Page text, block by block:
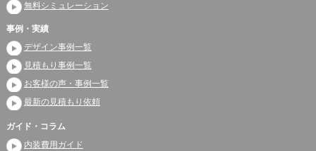
無料シミュレーション
事例・実績
デザイン事例一覧
見積もり事例一覧
お客様の声・事例一覧
最新の見積もり依頼
ガイド・コラム
内装費用ガイド